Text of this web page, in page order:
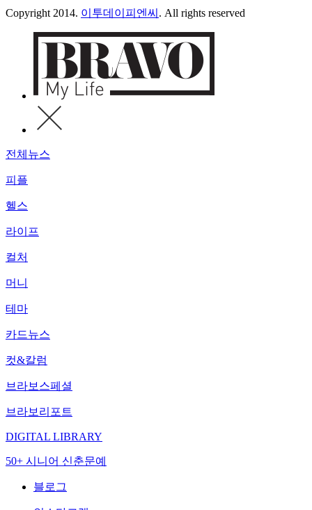
Copyright 2014. 이투데이피엔씨 . All rights reserved
전체뉴스
피플
헬스
라이프
컬처
머니
테마
카드뉴스
컷&칼럼
브라보스페셜
브라보리포트
DIGITAL LIBRARY
50+ 시니어 신춘문예
블로그